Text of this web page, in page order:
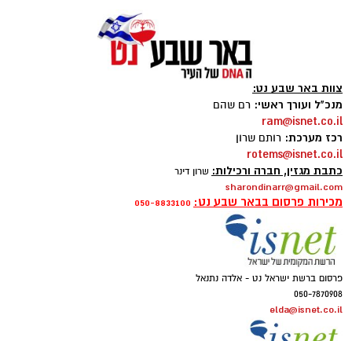
איתן סטיבה, צילום באדיבות רקיע
צוות באר שבע נט:
מנכ"ל ועורך ראשי: רם שהם
ram@isnet.co.il
רכז מערכת: רותם שרון
rotems@isnet.co.il
כתבת מגזין, חברה ורכילות: שרון דינר
sharondinarr@gmail.com
מכירות פרסום בבאר שבע נט: 050-8833100
פרסום ברשת ישראל נט - אלדה נתנאל
050-7870908
elda@isnet.co.il